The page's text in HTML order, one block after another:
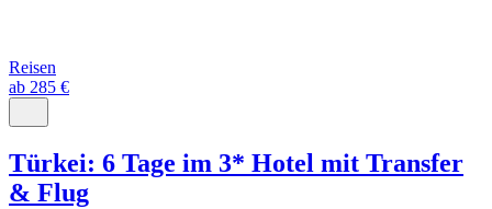
Reisen
ab 285 €
Türkei: 6 Tage im 3* Hotel mit Transfer
& Flug